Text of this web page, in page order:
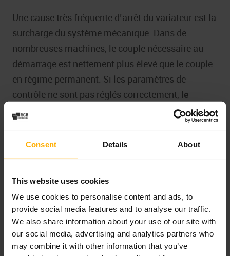
Consent Details About
This website uses cookies
We use cookies to personalise content and ads, to
provide social media features and to analyse our traffic.
We also share information about your use of our site with
our social media, advertising and analytics partners who
may combine it with other information that you’ve
Une cause très fréquente d’arrêt du variateur est la
surcharge du système mécanique. Dans de
nombreuses machines, le couple nécessaire au
démarrage est nettement plus élevé que le couple
en régime permanent. Si les paramètres de
contrôle ne sont pas réglés correctement, le
variateur FAS4000
peut détecter une surcharge et
composants de la transmission. Les composants
mécaniques usés ou endommagés augmentent la
résistance au mouvement et le couple nécessaire
au démarrage de la machine.